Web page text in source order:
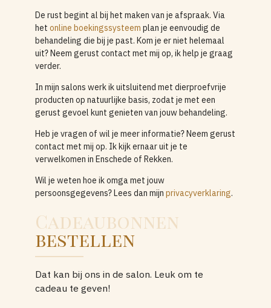
De rust begint al bij het maken van je afspraak. Via
het online boekingssysteem plan je eenvoudig de
behandeling die bij je past. Kom je er niet helemaal
uit? Neem gerust contact met mij op, ik help je graag
verder.
In mijn salons werk ik uitsluitend met dierproefvrije
producten op natuurlijke basis, zodat je met een
gerust gevoel kunt genieten van jouw behandeling.
Heb je vragen of wil je meer informatie? Neem gerust
contact met mij op. Ik kijk ernaar uit je te
verwelkomen in Enschede of Rekken.
Wil je weten hoe ik omga met jouw
persoonsgegevens? Lees dan mijn privacyverklaring.
Cadeaubonnen
bestellen
Dat kan bij ons in de salon. Leuk om te
cadeau te geven!